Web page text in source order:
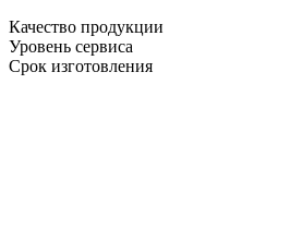
Качество продукции
Уровень сервиса
Срок изготовления